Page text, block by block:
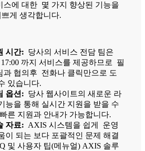
스에 대한 몇 가지 향상된 기능을
게 생각합니다.
시간: 당사의 서비스 전담 팀은
까지 서비스를 제공하므로 필
과 협의후 전화나 클릭만으로 도
있습니다.
옵션: 당사 웹사이트의 새로운 라
능을 통해 실시간 지원을 받을 수
른 지원과 안내가 가능합니다.
자료: AXIS 시스템을 쉽게 운영
이 되는 보다 포괄적인 문제 해결
및 사용자 팁(메뉴얼) AXIS 솔루